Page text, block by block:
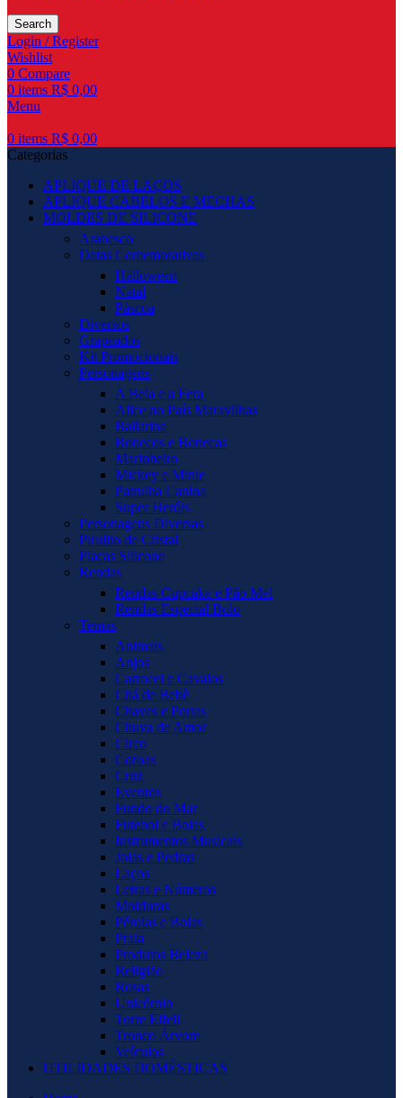
Search
Login / Register
Wishlist
0 Compare
0 items R$ 0,00
Menu
0 items R$ 0,00
Categorias
APLIQUE DE LAÇOS
APLIQUE CABELOS E MECHAS
MOLDES DE SILICONE
Arabesco
Datas Comemorativas
Halloween
Natal
Páscoa
Diversos
Grapeados
Kit Promocionais
Personagens
A Bela e a Fera
Alice no País Maravilhas
Bailarina
Bonecos e Bonecas
Marinheiro
Mickey e Minie
Patrulha Canina
Super Heróis
Personagens Diversas
Pirulito de Cristal
Placas Silicone
Rendas
Rendas Cupcake e Pão Mel
Rendas Especial Bolo
Temas
Animais
Anjos
Carrocel e Cavalos
Chá de Bebê
Chaves e Portas
Chuva de Amor
Circo
Coroas
Cruz
Eventos
Fundo do Mar
Futebol e Bolas
Instrumentos Musicais
Joias e Pedras
Laços
Letras e Números
Molduras
Pérolas e Bolas
Praia
Produtos Beleza
Religião
Rosas
Unicórnio
Torre Eifell
Tronco Árvore
Veículos
UTILIDADES DOMÉSTICAS